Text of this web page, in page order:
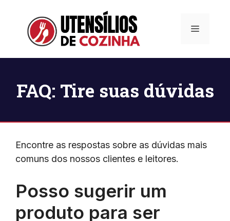
conteúdo
Menu
FAQ: Tire suas dúvidas
Encontre as respostas sobre as dúvidas mais
comuns dos nossos clientes e leitores.
Posso sugerir um
produto para ser